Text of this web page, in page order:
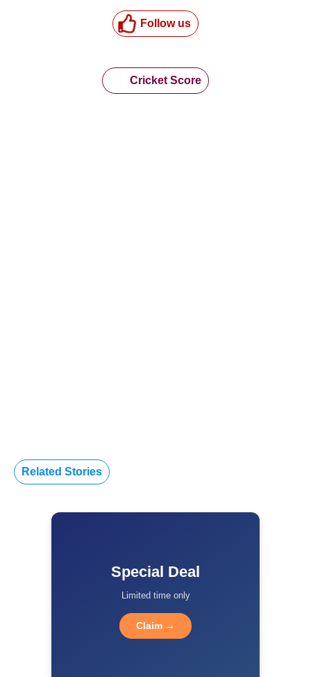
Follow us
Cricket Score
Related Stories
Special Deal
Limited time only
Claim →